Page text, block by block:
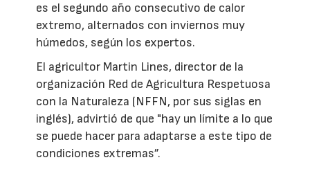
es el segundo año consecutivo de calor
extremo, alternados con inviernos muy
húmedos, según los expertos.
El agricultor Martin Lines, director de la
organización Red de Agricultura Respetuosa
con la Naturaleza (NFFN, por sus siglas en
inglés), advirtió de que "hay un límite a lo que
se puede hacer para adaptarse a este tipo de
condiciones extremas”.